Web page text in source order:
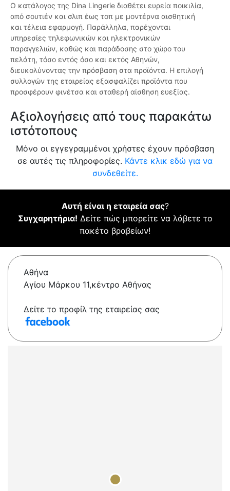
Ο κατάλογος της Dina Lingerie διαθέτει ευρεία ποικιλία,
από σουτιέν και σλιπ έως τοπ με μοντέρνα αισθητική
και τέλεια εφαρμογή. Παράλληλα, παρέχονται
υπηρεσίες τηλεφωνικών και ηλεκτρονικών
παραγγελιών, καθώς και παράδοσης στο χώρο του
πελάτη, τόσο εντός όσο και εκτός Αθηνών,
διευκολύνοντας την πρόσβαση στα προϊόντα. Η επιλογή
συλλογών της εταιρείας εξασφαλίζει προϊόντα που
προσφέρουν φινέτσα και σταθερή αίσθηση ευεξίας.
Αξιολογήσεις από τους παρακάτω
ιστότοπους
Μόνο οι εγγεγραμμένοι χρήστες έχουν πρόσβαση
σε αυτές τις πληροφορίες. Κάντε κλικ εδώ για να
συνδεθείτε.
Αυτή είναι η εταιρεία σας?
Συγχαρητήρια! Δείτε πώς μπορείτε να λάβετε το
πακέτο βραβείων!
Αθήνα
Αγίου Μάρκου 11,κέντρο Αθήνας
Δείτε το προφίλ της εταιρείας σας